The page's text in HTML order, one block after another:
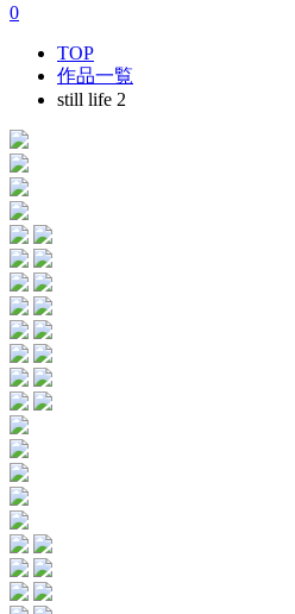
0
TOP
作品一覧
still life 2